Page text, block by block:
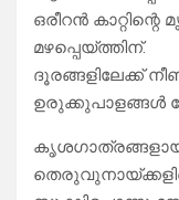
ഒരീറൻ
മഴപ്പെയ്ത്തിന്.
ദൂരങ്ങളിലേക്ക്
ഉരുക്കുപാളങ്ങൾ